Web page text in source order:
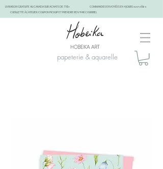
LIVRAISON GRATUITE AU CANADA SUR ACHATS DE 75$+
COMMANDES ENVOYÉES EN 4 JOURS ouvrables
CUEILLETTE À L'ATELIER: COUPON PICKUP ET PRENDRE RDV PAR COURRIEL
papeterie & aquarelle